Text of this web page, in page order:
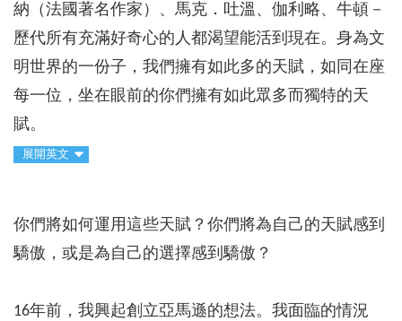
納（法國著名作家）、馬克．吐溫、伽利略、牛頓－
歷代所有充滿好奇心的人都渴望能活到現在。身為文
明世界的一份子，我們擁有如此多的天賦，如同在座
每一位，坐在眼前的你們擁有如此眾多而獨特的天
賦。
展開英文
你們將如何運用這些天賦？你們將為自己的天賦感到
驕傲，或是為自己的選擇感到驕傲？
16年前，我興起創立亞馬遜的想法。我面臨的情況